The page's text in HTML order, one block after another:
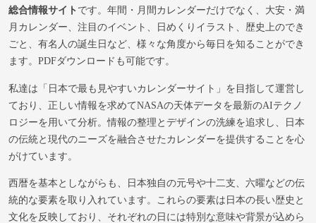
総合情報サイトです。年間・月間カレンダーだけでなく、大安・満
月カレンダー、注目のイベント、日めくりイラスト、歴史上のでき
ごと、有名人の誕生日など、様々な角度から毎日を知ることができ
ます。PDFダウンロードも可能です。
私達は「日本で最も見やすいカレンダーサイト」を目指して運営し
ており、正しい情報を求めてNASAの天体データを最新のAIテクノ
ロジーを用いて分析。情報の整理とデザインの洗練を追求し、日本
の伝統と現代のニーズを融合させたカレンダーを提供することを心
がけています。
西暦を基本としながらも、日本独自の元号や十二支、六曜などの伝
統的な要素を取り入れています。これらの要素は日本の長い歴史と
文化を反映しており、それぞれの日には特別な意味や背景が込めら